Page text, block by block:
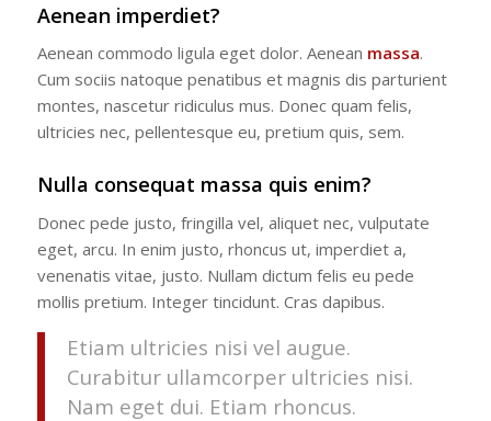
Aenean imperdiet?
Aenean commodo ligula eget dolor. Aenean massa.
Cum sociis natoque penatibus et magnis dis parturient
montes, nascetur ridiculus mus. Donec quam felis,
ultricies nec, pellentesque eu, pretium quis, sem.
Nulla consequat massa quis enim?
Donec pede justo, fringilla vel, aliquet nec, vulputate
eget, arcu. In enim justo, rhoncus ut, imperdiet a,
venenatis vitae, justo. Nullam dictum felis eu pede
mollis pretium. Integer tincidunt. Cras dapibus.
Etiam ultricies nisi vel augue.
Curabitur ullamcorper ultricies nisi.
Nam eget dui. Etiam rhoncus.